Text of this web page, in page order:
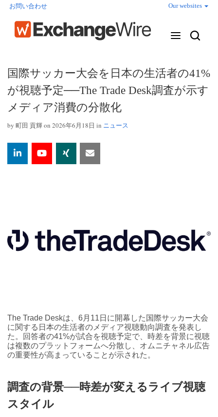
お問い合わせ Our websites
国際サッカー大会を日本の生活者の41%
が視聴予定──The Trade Desk調査が示す
メディア消費の分散化
by 町田 貢輝on 2026年6月18日 in ニュース
The Trade Deskは、6月11日に開幕した国際サッカー大会
に関する日本の生活者のメディア視聴動向調査を発表し
た。回答者の41%が試合を視聴予定で、時差を背景に視聴
は複数のプラットフォームへ分散し、オムニチャネル広告
の重要性が高まっていることが示された。
調査の背景──時差が変えるライブ視聴
スタイル